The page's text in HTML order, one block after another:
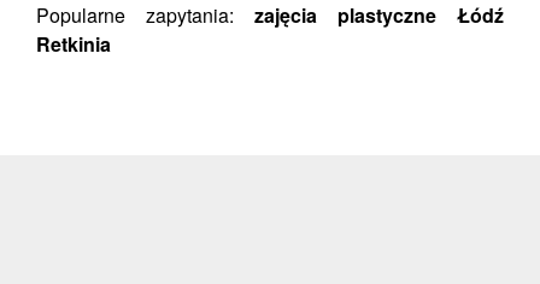
Popularne zapytania: zajęcia plastyczne Łódź
Retkinia